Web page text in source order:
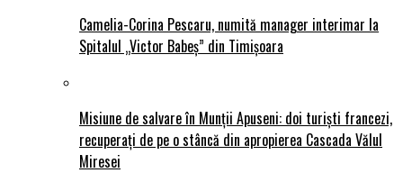
Camelia-Corina Pescaru, numită manager interimar la
Spitalul „Victor Babeș” din Timișoara
Misiune de salvare în Munții Apuseni: doi turiști francezi,
recuperați de pe o stâncă din apropierea Cascada Vălul
Miresei